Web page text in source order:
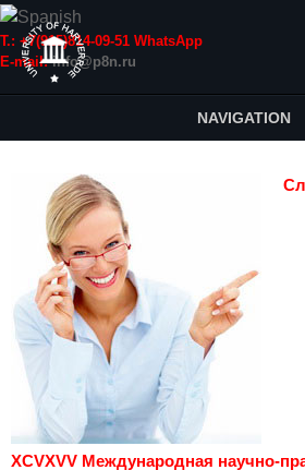
Т.: +7(915)814-09-51 WhatsApp
E-mail:info@p8n.ru
NAVIGATION
XCVXVV Международная научно-